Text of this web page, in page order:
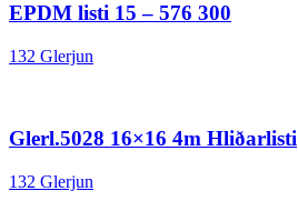
EPDM listi 15 – 576 300
132 Glerjun
Glerl.5028 16×16 4m Hliðarlisti
132 Glerjun